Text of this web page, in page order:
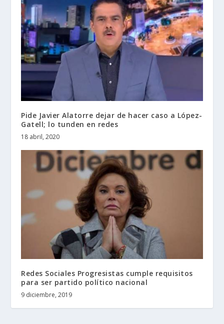
Pide Javier Alatorre dejar de hacer caso a López-
Gatell; lo tunden en redes
18 abril, 2020
Redes Sociales Progresistas cumple requisitos
para ser partido político nacional
9 diciembre, 2019